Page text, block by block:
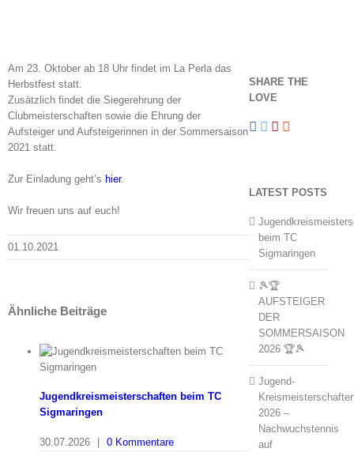
Am 23. Oktober ab 18 Uhr findet im La Perla das
Herbstfest statt.
Zusätzlich findet die Siegerehrung der
Clubmeisterschaften sowie die Ehrung der
Aufsteiger und Aufsteigerinnen in der Sommersaison
2021 statt.
Zur Einladung geht’s hier.
Wir freuen uns auf euch!
01.10.2021
Ähnliche Beiträge
Jugendkreismeisterschaften beim TC
Sigmaringen
30.07.2026 | 0 Kommentare
SHARE THE
LOVE
LATEST POSTS
beim TC
Sigmaringen
🎾🏆
AUFSTEIGER
DER
SOMMERSAISON
2026 🏆🎾
Jugend-
2026 –
Nachwuchstennis
auf